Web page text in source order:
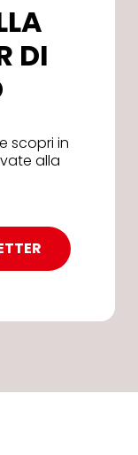
DI
scopri in
alla